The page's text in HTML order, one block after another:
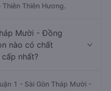
Thiên Hương.
Mười - Đồng
nào có chất
nhất?
1 - Sài Gòn Tháp Mười -